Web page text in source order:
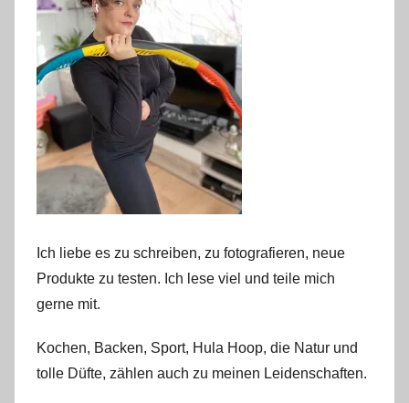
Ich liebe es zu schreiben, zu fotografieren, neue
Produkte zu testen. Ich lese viel und teile mich
gerne mit.
Kochen, Backen, Sport, Hula Hoop, die Natur und
tolle Düfte, zählen auch zu meinen Leidenschaften.